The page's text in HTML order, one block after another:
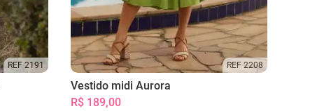
REF 2191 REF 2208
Vestido midi Aurora
R$ 189,00